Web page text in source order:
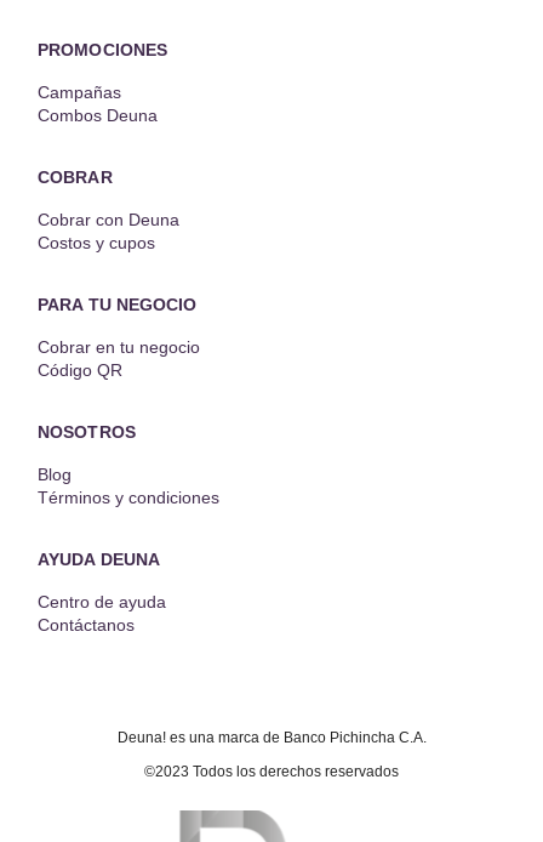
PROMOCIONES
Campañas
Combos Deuna
COBRAR
Cobrar con Deuna
Costos y cupos
PARA TU NEGOCIO
Cobrar en tu negocio
Código QR
NOSOTROS
Blog
Términos y condiciones
AYUDA DEUNA
Centro de ayuda
Contáctanos
Deuna! es una marca de Banco Pichincha C.A.
©2023 Todos los derechos reservados